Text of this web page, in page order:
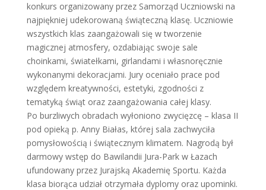
konkurs organizowany przez Samorząd Uczniowski na
najpiękniej udekorowaną świąteczną klasę. Uczniowie
wszystkich klas zaangażowali się w tworzenie
magicznej atmosfery, ozdabiając swoje sale
choinkami, światełkami, girlandami i własnoręcznie
wykonanymi dekoracjami. Jury oceniało prace pod
względem kreatywności, estetyki, zgodności z
tematyką świąt oraz zaangażowania całej klasy.
Po burzliwych obradach wyłoniono zwycięzcę – klasa II
pod opieką p. Anny Białas, której sala zachwyciła
pomysłowością i świątecznym klimatem. Nagrodą był
darmowy wstęp do Bawilandii Jura-Park w Łazach
ufundowany przez Jurajską Akademię Sportu. Każda
klasa biorąca udział otrzymała dyplomy oraz upominki.